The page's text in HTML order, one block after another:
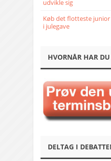
udvikle sig
Køb det flotteste
i julegave
HVORNÅR HAR
DELTAG I